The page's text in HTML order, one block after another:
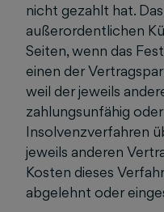
nicht gezahlt hat.
außerordentlichen
Seiten, wenn das
einen der
weil der jeweils
zahlungsunfähig
Insolvenzverfahren
jeweils anderen
Kosten dieses
abgelehnt oder